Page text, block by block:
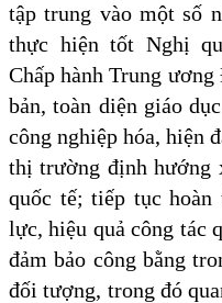
tập trung vào một số
thực hiện tốt Nghị
Chấp hành Trung
bản, toàn diện giáo
công nghiệp hóa, hiện
thị trường định hướng
quốc tế; tiếp tục hoàn
lực, hiệu quả công tác
đảm bảo công bằng
đối tượng, trong đó